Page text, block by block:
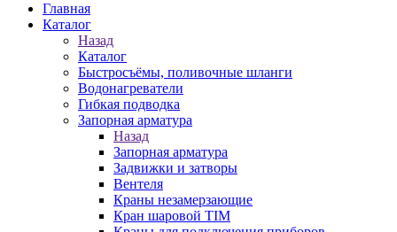
Главная
Каталог
Назад
Каталог
Быстросъёмы, поливочные шланги
Водонагреватели
Гибкая подводка
Запорная арматура
Назад
Запорная арматура
Задвижки и затворы
Вентеля
Краны незамерзающие
Кран шаровой TIM